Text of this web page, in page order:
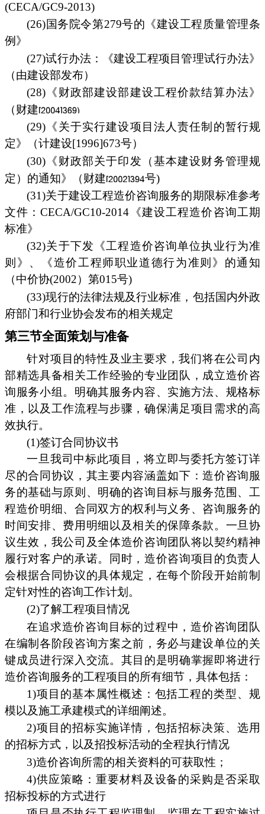
(CECA/GC9-2013)
(26)国务院令第279号的《建设工程质量管理条
例》
(27)试行办法：《建设工程项目管理试行办法》
（由建设部发布）
(28)《财政部建设部建设工程价款结算办法》
（财建
(29)《关于实行建设项目法人责任制的暂行规
定》（计建设[1996]673号）
(30)《财政部关于印发（基本建设财务管理规
定）的通知》（财建
号)
(31)关于建设工程造价咨询服务的期限标准参考
文件：CECA/GC10-2014《建设工程造价咨询工期
标准》
(32)关于下发《工程造价咨询单位执业行为准
则》、《造价工程师职业道德行为准则》的通知
（中价协(2002）第015号)
(33)现行的法律法规及行业标准，包括国内外政
府部门和行业协会发布的相关规定
第三节全面策划与准备
针对项目的特性及业主要求，我们将在公司内
部精选具备相关工作经验的专业团队，成立造价咨
询服务小组。明确其服务内容、实施方法、规格标
准，以及工作流程与步骤，确保满足项目需求的高
效执行。
(1)签订合同协议书
一旦我司中标此项目，将立即与委托方签订详
尽的合同协议，其主要内容涵盖如下：造价咨询服
务的基础与原则、明确的咨询目标与服务范围、工
程造价明细、合同双方的权利与义务、咨询服务的
时间安排、费用明细以及相关的保障条款。一旦协
议生效，我公司及全体造价咨询团队将以契约精神
履行对客户的承诺。同时，造价咨询项目的负责人
会根据合同协议的具体规定，在每个阶段开始前制
定针对性的咨询工作计划。
(2)了解工程项目情况
在追求造价咨询目标的过程中，造价咨询团队
在编制各阶段咨询方案之前，务必与建设单位的关
键成员进行深入交流。其目的是明确掌握即将进行
造价咨询服务的工程项目的所有细节，具体包括：
1)项目的基本属性概述：包括工程的类型、规
模以及施工承建模式的详细阐述。
2)项目的招标实施详情，包括招标决策、选用
的招标方式，以及招投标活动的全程执行情况
3)造价咨询所需的相关资料的可获取性；
4)供应策略：重要材料及设备的采购是否采取
招标投标的方式进行